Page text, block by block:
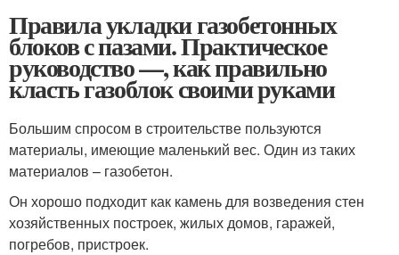
Правила укладки газобетонных
блоков с пазами. Практическое
руководство —, как правильно
класть газоблок своими руками
Большим спросом в строительстве пользуются
материалы, имеющие маленький вес. Один из таких
материалов – газобетон.
Он хорошо подходит как камень для возведения стен
хозяйственных построек, жилых домов, гаражей,
погребов, пристроек.